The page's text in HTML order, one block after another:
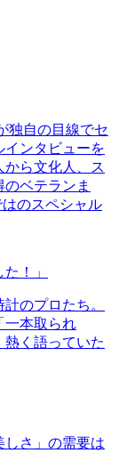
独自の目線でセ
インタビューを
ら文化人、ス
ベテランま
のスペシャル
！」
のプロたち。
一本取られ
く語っていた
しさ」の需要は